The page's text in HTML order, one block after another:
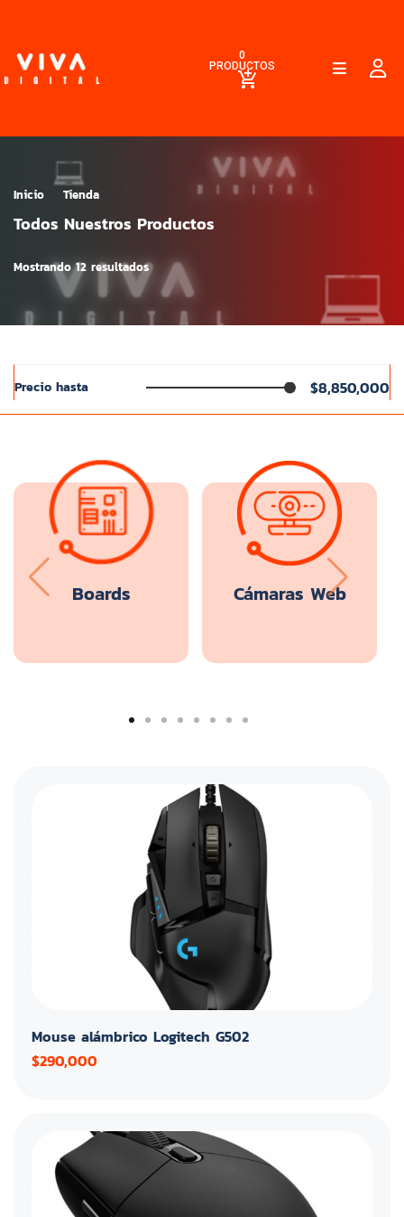
0
PRODUCTOS
Inicio Tienda
Todos Nuestros Productos
Mostrando 12 resultados
Precio hasta $8,850,000
Boards Cámaras Web
Mouse alámbrico Logitech G502
$290,000